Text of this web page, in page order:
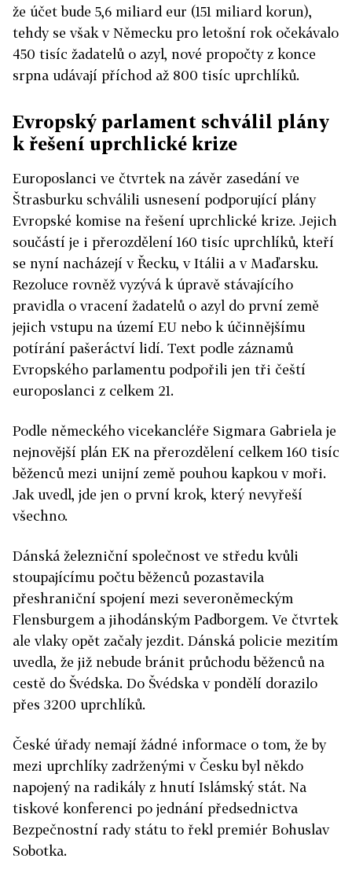
že účet bude 5,6 miliard eur (151 miliard korun),
tehdy se však v Německu pro letošní rok očekávalo
450 tisíc žadatelů o azyl, nové propočty z konce
srpna udávají příchod až 800 tisíc uprchlíků.
Evropský parlament schválil plány
k řešení uprchlické krize
Europoslanci ve čtvrtek na závěr zasedání ve
Štrasburku schválili usnesení podporující plány
Evropské komise na řešení uprchlické krize. Jejich
součástí je i přerozdělení 160 tisíc uprchlíků, kteří
se nyní nacházejí v Řecku, v Itálii a v Maďarsku.
Rezoluce rovněž vyzývá k úpravě stávajícího
pravidla o vracení žadatelů o azyl do první země
jejich vstupu na území EU nebo k účinnějšímu
potírání pašeráctví lidí. Text podle záznamů
Evropského parlamentu podpořili jen tři čeští
europoslanci z celkem 21.
Podle německého vicekancléře Sigmara Gabriela je
nejnovější plán EK na přerozdělení celkem 160 tisíc
běženců mezi unijní země pouhou kapkou v moři.
Jak uvedl, jde jen o první krok, který nevyřeší
všechno.
Dánská železniční společnost ve středu kvůli
stoupajícímu počtu běženců pozastavila
přeshraniční spojení mezi severoněmeckým
Flensburgem a jihodánským Padborgem. Ve čtvrtek
ale vlaky opět začaly jezdit. Dánská policie mezitím
uvedla, že již nebude bránit průchodu běženců na
cestě do Švédska. Do Švédska v pondělí dorazilo
přes 3200 uprchlíků.
České úřady nemají žádné informace o tom, že by
mezi uprchlíky zadrženými v Česku byl někdo
napojený na radikály z hnutí Islámský stát. Na
tiskové konferenci po jednání předsednictva
Bezpečnostní rady státu to řekl premiér Bohuslav
Sobotka.